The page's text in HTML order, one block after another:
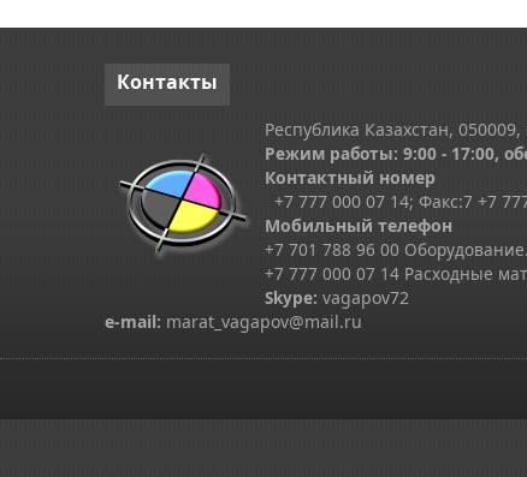
Контакты
Республика Казахстан,
Режим работы: 9:00 - 17:00,
Контактный номер
+7 777 000 07 14; Факс:7 +7
Мобильный телефон
+7 701 788 96 00 Оборудование.
+7 777 000 07 14 Расходные
Skype: vagapov72
e-mail: marat_vagapov@mail.ru